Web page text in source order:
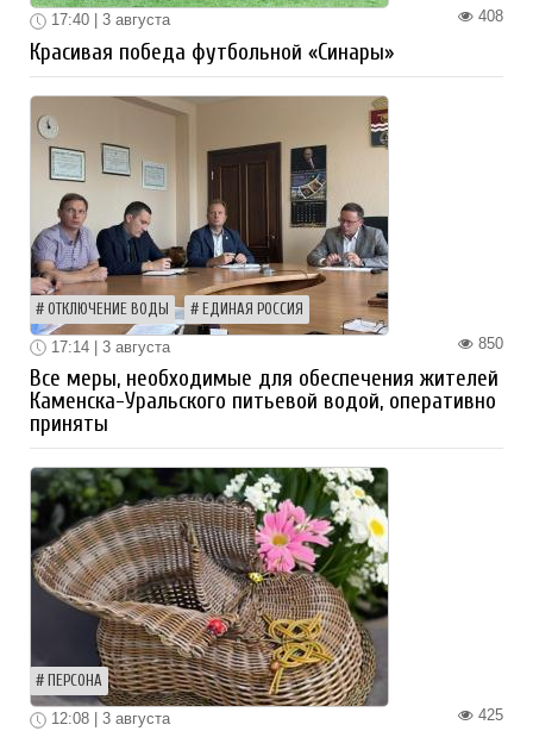
408
17:40 | 3 августа
Красивая победа футбольной «Синары»
ОТКЛЮЧЕНИЕ ВОДЫ ЕДИНАЯ РОССИЯ
850
17:14 | 3 августа
Все меры, необходимые для обеспечения жителей
Каменска-Уральского питьевой водой, оперативно
приняты
ПЕРСОНА
425
12:08 | 3 августа